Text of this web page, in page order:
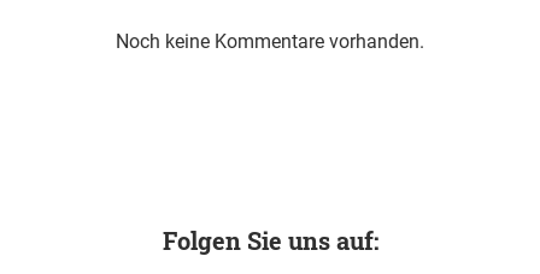
Noch keine Kommentare vorhanden.
Folgen Sie uns auf: